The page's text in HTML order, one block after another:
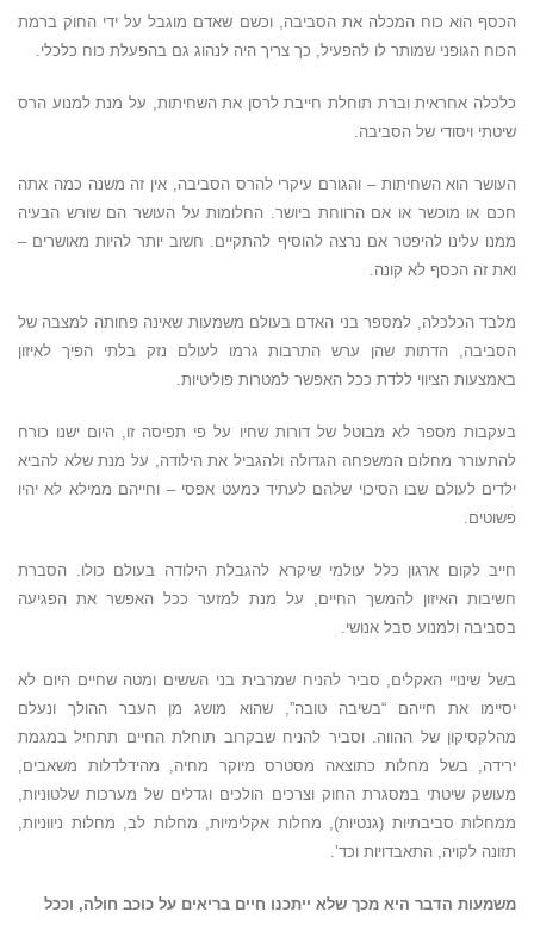
הכסף הוא כוח המכלה את הסביבה, וכשם שאדם מוגבל על ידי החוק ברמת
הכוח הגופני שמותר לו להפעיל, כך צריך היה לנהוג גם בהפעלת כוח כלכלי.
כלכלה אחראית וברת תוחלת חייבת לרסן את השחיתות, על מנת למנוע הרס
שיטתי ויסודי של הסביבה.
העושר הוא השחיתות – והגורם עיקרי להרס הסביבה, אין זה משנה כמה אתה
חכם או מוכשר או אם הרווחת ביושר. החלומות על העושר הם שורש הבעיה
ממנו עלינו להיפטר אם נרצה להוסיף להתקיים. חשוב יותר להיות מאושרים –
ואת זה הכסף לא קונה.
מלבד הכלכלה, למספר בני האדם בעולם משמעות שאינה פחותה למצבה של
הסביבה, הדתות שהן ערש התרבות גרמו לעולם נזק בלתי הפיך לאיזון
באמצעות הציווי ללדת ככל האפשר למטרות פוליטיות.
בעקבות מספר לא מבוטל של דורות שחיו על פי תפיסה זו, היום ישנו כורח
להתעורר מחלום המשפחה הגדולה ולהגביל את הילודה, על מנת שלא להביא
ילדים לעולם שבו הסיכוי שלהם לעתיד כמעט אפסי – וחייהם ממילא לא יהיו
פשוטים.
חייב לקום ארגון כלל עולמי שיקרא להגבלת הילודה בעולם כולו. הסברת
חשיבות האיזון להמשך החיים, על מנת למזער ככל האפשר את הפגיעה
בסביבה ולמנוע סבל אנושי.
בשל שינויי האקלים, סביר להניח שמרבית בני הששים ומטה שחיים היום לא
יסיימו את חייהם “בשיבה טובה”, שהוא מושג מן העבר ההולך ונעלם
מהלקסיקון של ההווה. וסביר להניח שבקרוב תוחלת החיים תתחיל במגמת
ירידה, בשל מחלות כתוצאה מסטרס מיוקר מחיה, מהידלדלות משאבים,
מעושק שיטתי במסגרת החוק וצרכים הולכים וגדלים של מערכות שלטוניות,
ממחלות סביבתיות (גנטיות), מחלות אקלימיות, מחלות לב, מחלות ניווניות,
תזונה לקויה, התאבדויות וכד’.
משמעות הדבר היא מכך שלא ייתכנו חיים בריאים על כוכב חולה, וככל